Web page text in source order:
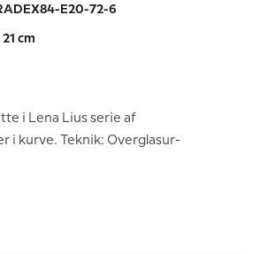
E20-72-6
cm
i Lena Lius serie af
i kurve. Teknik: Overglasur-